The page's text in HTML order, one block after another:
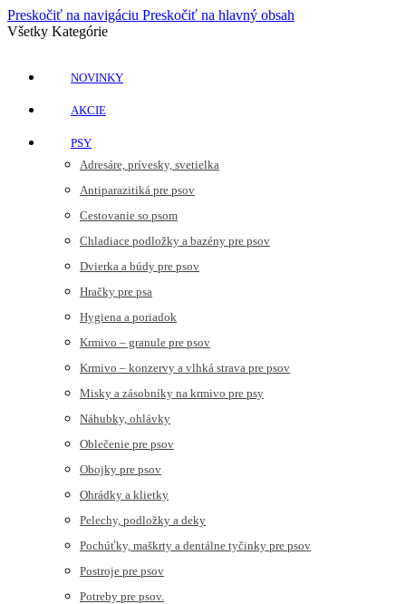
Preskočiť na navigáciu Preskočiť na hlavný obsah
Všetky Kategórie
NOVINKY
AKCIE
PSY
Adresáre, prívesky, svetielka
Antiparazitiká pre psov
Cestovanie so psom
Chladiace podložky a bazény pre psov
Dvierka a búdy pre psov
Hračky pre psa
Hygiena a poriadok
Krmivo – granule pre psov
Krmivo – konzervy a vlhká strava pre psov
Misky a zásobníky na krmivo pre psy
Náhubky, ohlávky
Oblečenie pre psov
Obojky pre psov
Ohrádky a klietky
Pelechy, podložky a deky
Pochúťky, maškrty a dentálne tyčinky pre psov
Postroje pre psov
Potreby pre psov.